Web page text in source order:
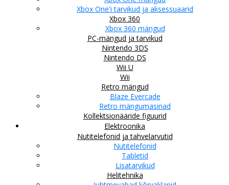
Xbox One'i tarvikud ja aksessuaarid
Xbox 360
Xbox 360 mängud
PC-mängud ja tarvikud
Nintendo 3DS
Nintendo DS
Wii U
Wii
Retro mängud
Blaze Evercade
Retro mängumasinad
Kollektsionääride figuurid
Elektroonika
Nutitelefonid ja tahvelarvutid
Nutitelefonid
Tabletid
Lisatarvikud
Helitehnika